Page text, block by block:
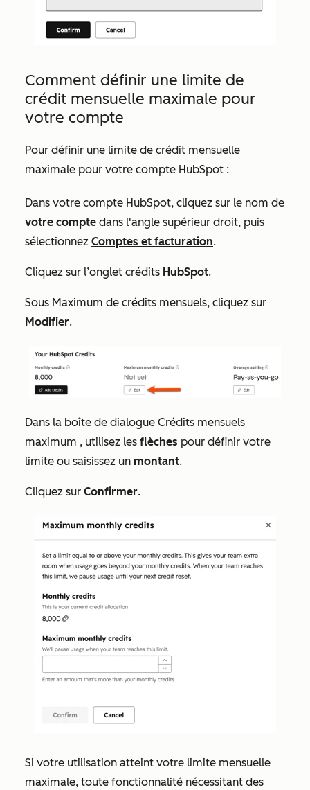
Comment définir une limite de
crédit mensuelle maximale pour
votre compte
Pour définir une limite de crédit mensuelle
maximale pour votre compte HubSpot :
Dans votre compte HubSpot, cliquez sur le nom de
votre compte dans l'angle supérieur droit, puis
sélectionnez Comptes et facturation.
Cliquez sur l’onglet crédits HubSpot.
Sous Maximum de crédits mensuels, cliquez sur
Modifier.
Dans la boîte de dialogue Crédits mensuels
maximum , utilisez les flèches pour définir votre
limite ou saisissez un montant.
Cliquez sur Confirmer.
Si votre utilisation atteint votre limite mensuelle
maximale, toute fonctionnalité nécessitant des